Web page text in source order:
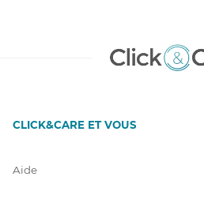
CLICK&CARE ET VOUS
Aide